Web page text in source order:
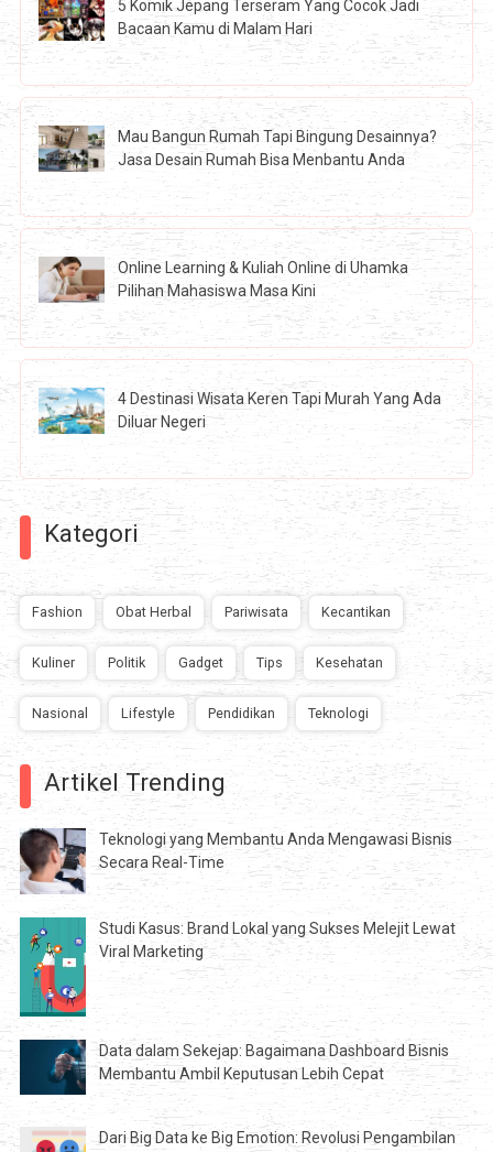
5 Komik Jepang Terseram Yang Cocok Jadi
Bacaan Kamu di Malam Hari
Mau Bangun Rumah Tapi Bingung Desainnya?
Jasa Desain Rumah Bisa Menbantu Anda
Online Learning & Kuliah Online di Uhamka
Pilihan Mahasiswa Masa Kini
4 Destinasi Wisata Keren Tapi Murah Yang Ada
Diluar Negeri
Kategori
Fashion Obat Herbal Pariwisata Kecantikan
Kuliner Politik Gadget Tips Kesehatan
Nasional Lifestyle Pendidikan Teknologi
Artikel Trending
Teknologi yang Membantu Anda Mengawasi Bisnis
Secara Real-Time
Studi Kasus: Brand Lokal yang Sukses Melejit Lewat
Viral Marketing
Data dalam Sekejap: Bagaimana Dashboard Bisnis
Membantu Ambil Keputusan Lebih Cepat
Dari Big Data ke Big Emotion: Revolusi Pengambilan